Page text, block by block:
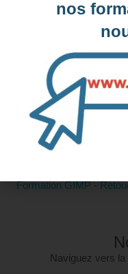
Intra-
Formation Concevoir sa
-
Formation GIMP -
Naviguez vers la
nos